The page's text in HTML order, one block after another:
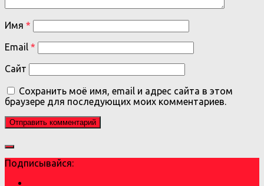
Имя *
Email *
Сайт
Сохранить моё имя, email и адрес сайта в этом
браузере для последующих моих комментариев.
Подписывайся: